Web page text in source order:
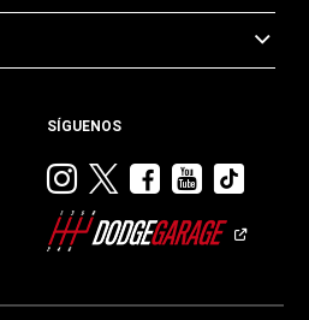
SÍGUENOS
Visitar
Dodge
en
Visitar
en
Visitar
en
Visitar
en en